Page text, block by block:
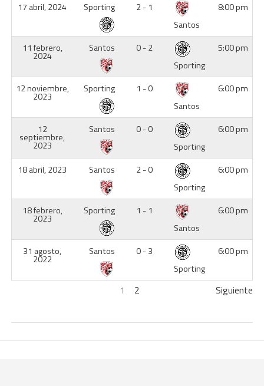
17 abril, 2024 Sporting
2 - 1
Santos
8:00 pm
11 febrero,
2024
Santos
0 - 2
Sporting
5:00 pm
12 noviembre,
2023
Sporting
1 - 0
Santos
6:00 pm
12
septiembre,
2023
Santos
0 - 0
Sporting
6:00 pm
18 abril, 2023 Santos
2 - 0
Sporting
6:00 pm
18 febrero,
2023
Sporting
1 - 1
Santos
6:00 pm
31 agosto,
2022
Santos
0 - 3
Sporting
6:00 pm
1 2 Siguiente